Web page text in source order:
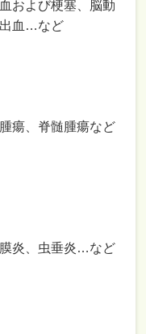
および梗塞、脳動
出血…など
瘍、脊髄腫瘍など
炎、虫垂炎…など